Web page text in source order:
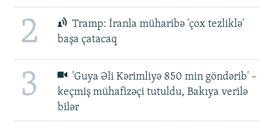
2
Tramp: İranla müharibə 'çox tezliklə'
başa çatacaq
3
'Guya Əli Kərimliyə 850 min göndərib' –
keçmiş mühafizəçi tutuldu, Bakıya verilə
bilər